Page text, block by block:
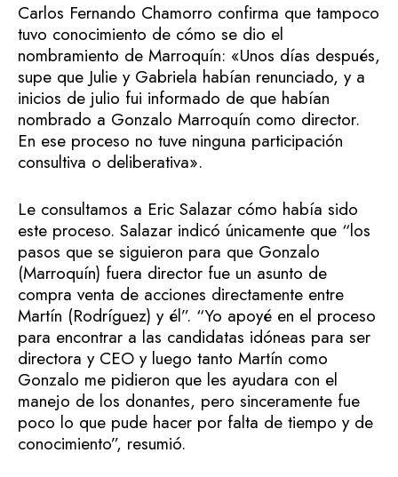
Carlos Fernando Chamorro confirma que tampoco
tuvo conocimiento de cómo se dio el
nombramiento de Marroquín: «Unos días después,
supe que Julie y Gabriela habían renunciado, y a
inicios de julio fui informado de que habían
nombrado a Gonzalo Marroquín como director.
En ese proceso no tuve ninguna participación
consultiva o deliberativa».
Le consultamos a Eric Salazar cómo había sido
este proceso. Salazar indicó únicamente que “los
pasos que se siguieron para que Gonzalo
(Marroquín) fuera director fue un asunto de
compra venta de acciones directamente entre
Martín (Rodríguez) y él”. “Yo apoyé en el proceso
para encontrar a las candidatas idóneas para ser
directora y CEO y luego tanto Martín como
Gonzalo me pidieron que les ayudara con el
manejo de los donantes, pero sinceramente fue
poco lo que pude hacer por falta de tiempo y de
conocimiento”, resumió.